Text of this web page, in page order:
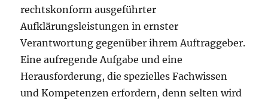
rechtskonform ausgeführter
Aufklärungsleistungen in ernster
Verantwortung gegenüber ihrem Auftraggeber.
Eine aufregende Aufgabe und eine
Herausforderung, die spezielles Fachwissen
und Kompetenzen erfordern, denn selten wird